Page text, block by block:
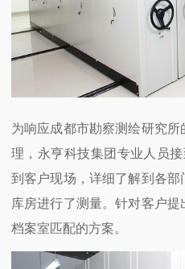
为响应成都市勘察测绘研究
理，永亨科技集团专业人员
到客户现场，详细了解到各
库房进行了测量。针对客户
档案室匹配的方案。